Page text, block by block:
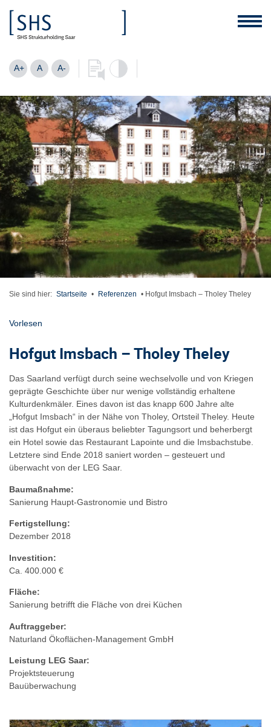
A+ A A-
Sie sind hier: Startseite • Referenzen • Hofgut Imsbach – Tholey Theley
Vorlesen
Hofgut Imsbach – Tholey Theley
Das Saarland verfügt durch seine wechselvolle und von Kriegen
geprägte Geschichte über nur wenige vollständig erhaltene
Kulturdenkmäler. Eines davon ist das knapp 600 Jahre alte
„Hofgut Imsbach“ in der Nähe von Tholey, Ortsteil Theley. Heute
ist das Hofgut ein überaus beliebter Tagungsort und beherbergt
ein Hotel sowie das Restaurant Lapointe und die Imsbachstube.
Letztere sind Ende 2018 saniert worden – gesteuert und
überwacht von der LEG Saar.
Baumaßnahme:
Sanierung Haupt-Gastronomie und Bistro
Fertigstellung:
Dezember 2018
Investition:
Ca. 400.000 €
Fläche:
Sanierung betrifft die Fläche von drei Küchen
Auftraggeber:
Naturland Ökoflächen-Management GmbH
Leistung LEG Saar:
Projektsteuerung
Bauüberwachung